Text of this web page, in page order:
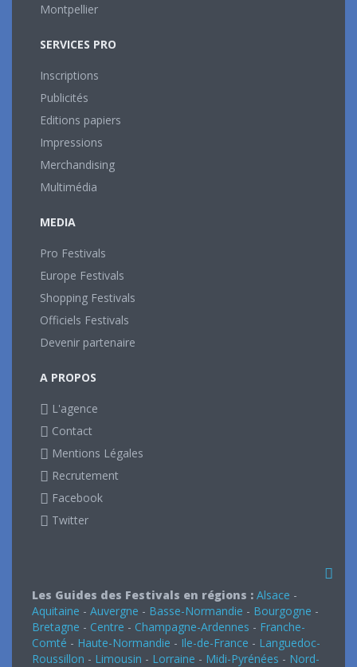
Montpellier
SERVICES PRO
Inscriptions
Publicités
Editions papiers
Impressions
Merchandising
Multimédia
MEDIA
Pro Festivals
Europe Festivals
Shopping Festivals
Officiels Festivals
Devenir partenaire
A PROPOS
L'agence
Contact
Mentions Légales
Recrutement
Facebook
Twitter
Les Guides des Festivals en régions : Alsace -
Aquitaine - Auvergne - Basse-Normandie - Bourgogne -
Bretagne - Centre - Champagne-Ardennes - Franche-
Comté - Haute-Normandie - Ile-de-France - Languedoc-
Roussillon - Limousin - Lorraine - Midi-Pyrénées - Nord-